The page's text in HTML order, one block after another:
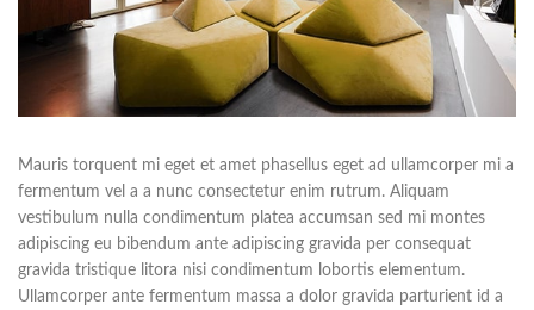
Mauris torquent mi eget et amet phasellus eget ad ullamcorper mi a
fermentum vel a a nunc consectetur enim rutrum. Aliquam
vestibulum nulla condimentum platea accumsan sed mi montes
adipiscing eu bibendum ante adipiscing gravida per consequat
gravida tristique litora nisi condimentum lobortis elementum.
Ullamcorper ante fermentum massa a dolor gravida parturient id a